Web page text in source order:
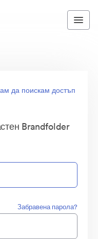
да поискам достъп
Brandfolder
Забравена парола?